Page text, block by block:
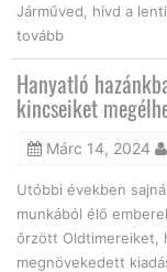
Járműved, hívd a
tovább
Hanyatló
kincseiket
Márc 14, 2024
Utóbbi években
munkából élő
őrzött Oldtimereiket,
megnövekedett